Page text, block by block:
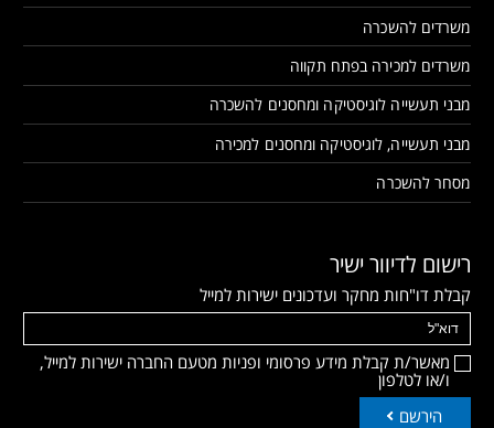
משרדים להשכרה
משרדים למכירה בפתח תקווה
מבני תעשייה לוגיסטיקה ומחסנים להשכרה
מבני תעשייה, לוגיסטיקה ומחסנים למכירה
מסחר להשכרה
רישום לדיוור ישיר
קבלת דו"חות מחקר ועדכונים ישירות למייל
מאשר/ת קבלת מידע פרסומי ופניות מטעם החברה ישירות למייל,
ו/או לטלפון
הירשם